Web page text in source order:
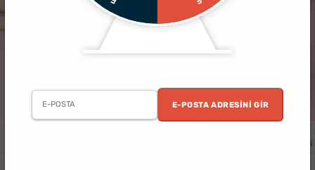
E-POSTA ADRESINI GIR
Sevgili